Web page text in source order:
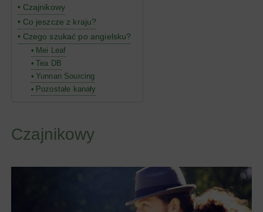
Czajnikowy
Co jeszcze z kraju?
Czego szukać po angielsku?
Mei Leaf
Tea DB
Yunnan Sourcing
Pozostałe kanały
Czajnikowy